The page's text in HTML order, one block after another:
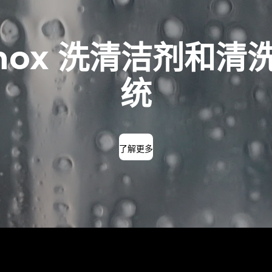
洗清洁剂和清
统
了解更多